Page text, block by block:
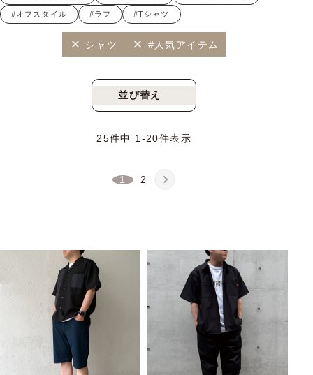
#オフスタイル #ラフ #Tシャツ
シャツ #人気アイテム
並び替え
25件中 1 -20件表示
1 2